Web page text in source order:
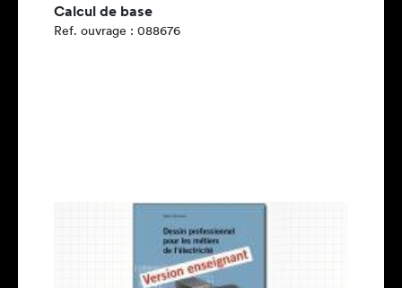
Calcul de base
Ref. ouvrage : 088676